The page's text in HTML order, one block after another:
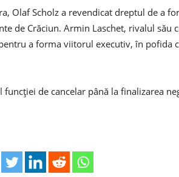
Olaf Scholz a revendicat dreptul de a
de Crăciun. Armin Laschet, rivalul său
a forma viitorul executiv, în pofida
de cancelar până la finalizarea